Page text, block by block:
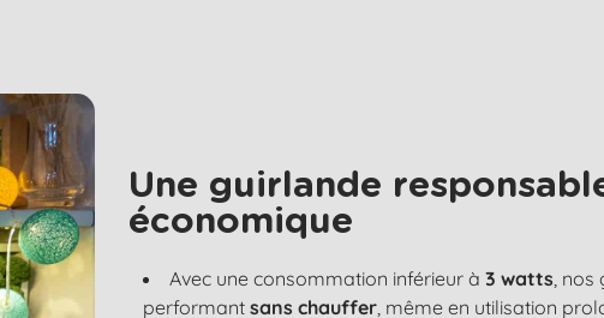
Une guirlande
économique
Avec une consommation inférieur à 3 watts, nos
performant sans chauffer, même en utilisation